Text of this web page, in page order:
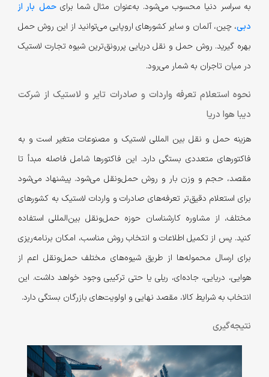
به سراسر دنیا محسوب می‌‌شود. به‌عنوان مثال شما برایحمل بار از
دبی، چین، آلمان و سایر کشورهای اروپایی می‌توانید از این روش حمل
بهره گیرید. روش حمل و نقل دریایی پر‌رونق‌ترین شیوه تجارت لاستیک
در میان تاجران به شمار می‌رود.
نحوه استعلام تعرفه واردات و صادرات تایر و لاستیک از شرکت
دیبا هوا دریا
هزینه حمل و نقل بین المللی لاستیک و مصنوعات متغیر است و به
فاکتورهای متعددی بستگی دارد. این فاکتورها شامل فاصله مبدأ تا
مقصد،‌ حجم و وزن بار و روش حمل‌ونقل می‌‌شود. پیشنهاد می‌شود
برای استعلام دقیق‌تر تعرفه‌های صادرات و واردات لاستیک به کشورهای
مختلف، از مشاوره کارشناسان حوزه حمل‌ونقل بین‌المللی استفاده
کنید. پس از تکمیل اطلاعات و انتخاب روش مناسب، امکان برنامه‌ریزی
برای ارسال محموله‌ها از طریق شیوه‌های مختلف حمل‌ونقل اعم از
هوایی، دریایی، جاده‌ای، ریلی یا حتی ترکیبی وجود خواهد داشت. این
انتخاب به شرایط کالا، مقصد نهایی و اولویت‌های بازرگان بستگی دارد.
نتیجه‌گیری